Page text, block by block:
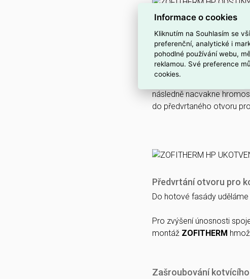
Postup montáže
Hmoždinka ZOFITHERM
nářadí. Na
následně nacvakne
do předvrtaného otvoru
Předvrtání otvoru pro
Do hotové fasády
Pro zvýšení únosnosti
montáž ZOFITHERM
Zašroubování
Informace o cookies
Kliknutím na Souhlasím se
preferenční, analytické i
pohodlné používání webu,
reklamou. Své preference
cookies.